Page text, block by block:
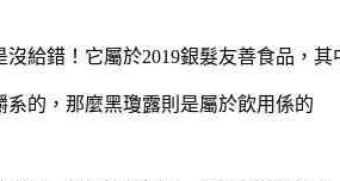
給錯！它屬於2019銀髮友善食品，
的，那麼黑瓊露則是屬於飲用係的